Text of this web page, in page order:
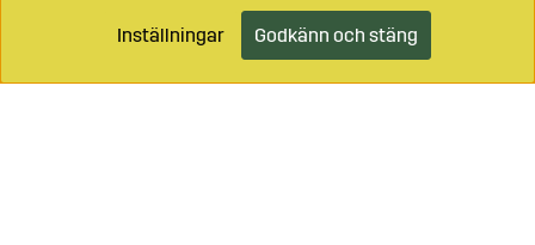
Lägg i kundvagnen
Inställningar Godkänn och stäng